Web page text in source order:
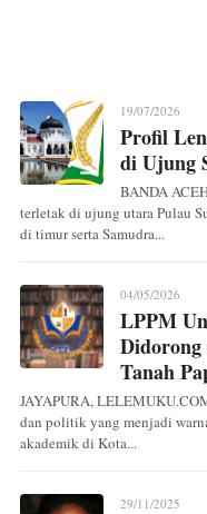
19/07/2026
Profil
di Ujung
BANDA
terletak di ujung utara Pulau
di timur serta Samudra...
04/05/2026
LPPM
Didorong
Tanah
JAYAPURA,
dan politik yang menjadi
akademik di Kota...
29/11/2025